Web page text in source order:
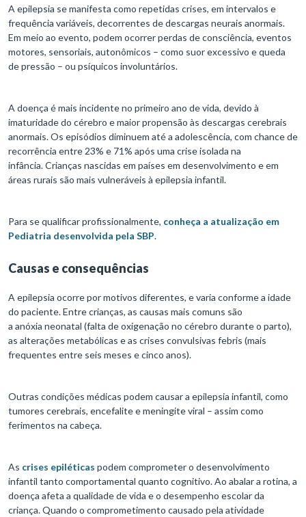
A epilepsia se manifesta como repetidas crises, em intervalos e
frequência variáveis, decorrentes de descargas neurais anormais.
Em meio ao evento, podem ocorrer perdas de consciência, eventos
motores, sensoriais, autonômicos – como suor excessivo e queda
de pressão – ou psíquicos involuntários.
A doença é mais incidente no primeiro ano de vida, devido à
imaturidade do cérebro e maior propensão às descargas cerebrais
anormais. Os episódios diminuem até a adolescência, com chance de
recorrência entre 23% e 71% após uma crise isolada na
infância. Crianças nascidas em países em desenvolvimento e em
áreas rurais são mais vulneráveis à epilepsia infantil.
Para se qualificar profissionalmente, conheça a atualização em
Pediatria desenvolvida pela SBP.
Causas e consequências
A epilepsia ocorre por motivos diferentes, e varia conforme a idade
do paciente. Entre crianças, as causas mais comuns são
a anóxia neonatal (falta de oxigenação no cérebro durante o parto),
as alterações metabólicas e as crises convulsivas febris (mais
frequentes entre seis meses e cinco anos).
Outras condições médicas podem causar a epilepsia infantil, como
tumores cerebrais, encefalite e meningite viral – assim como
ferimentos na cabeça.
As crises epiléticas podem comprometer o desenvolvimento
infantil tanto comportamental quanto cognitivo. Ao abalar a rotina, a
doença afeta a qualidade de vida e o desempenho escolar da
criança. Quando o comprometimento causado pela atividade